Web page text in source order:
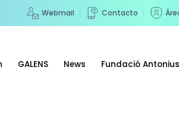
Webmail Contacto
GALENS News Fundació